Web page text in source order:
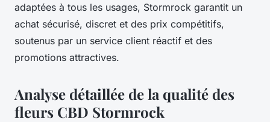
adaptées à tous les usages, Stormrock garantit un
achat sécurisé, discret et des prix compétitifs,
soutenus par un service client réactif et des
promotions attractives.
Analyse détaillée de la qualité des
fleurs CBD Stormrock